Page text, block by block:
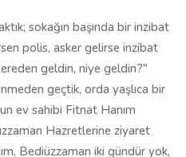
o günkü imkânlarda bizde
elbiseliyiz. Ama inzibatı yine
ağabeyleri de tanımıyoruz.
vardı. Biz dedik: "Herhalde
ona doğru yürümeye